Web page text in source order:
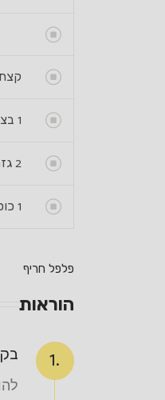
קצת
1
2
1
פלפל חריף
הוראות
1.